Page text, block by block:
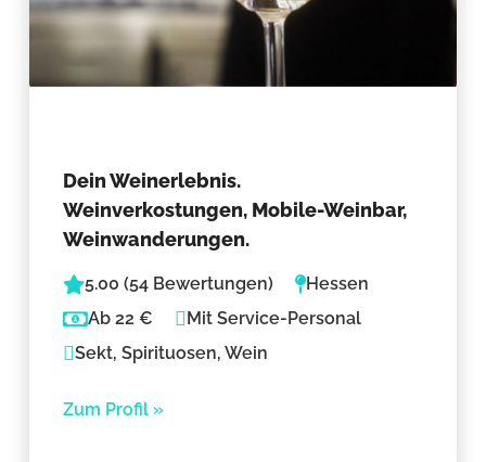
Dein Weinerlebnis.
Weinverkostungen, Mobile-Weinbar,
Weinwanderungen.
5.00 (54 Bewertungen)
Hessen
Ab 22 €
Mit Service-Personal
Sekt, Spirituosen, Wein
Zum Profil »